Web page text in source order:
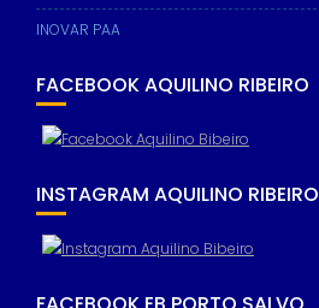
INOVAR PAA
FACEBOOK AQUILINO RIBEIRO
INSTAGRAM AQUILINO RIBEIRO